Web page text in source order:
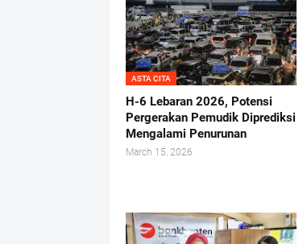
ASTA CITA
H-6 Lebaran 2026, Potensi
Pergerakan Pemudik Diprediksi
Mengalami Penurunan
March 15, 2026